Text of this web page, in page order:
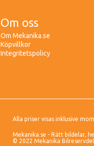
Om oss
Om Mekanika.se
Köpvillkor
Integritetspolicy
Alla priser visas inklusive
Mekanika.se - Rätt bildelar,
© 2022 Mekanika